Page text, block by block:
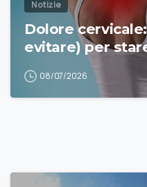
Notizie
Dolore
evitare) per
08/07/2026